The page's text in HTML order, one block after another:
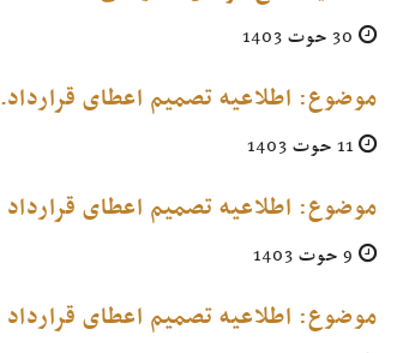
موضوع: اطلاعیه تصمیم اعطای قرارداد.
موضوع: اطلاعیه تصمیم اعطای قرارداد
موضوع: اطلاعیه تصمیم اعطای قرارداد